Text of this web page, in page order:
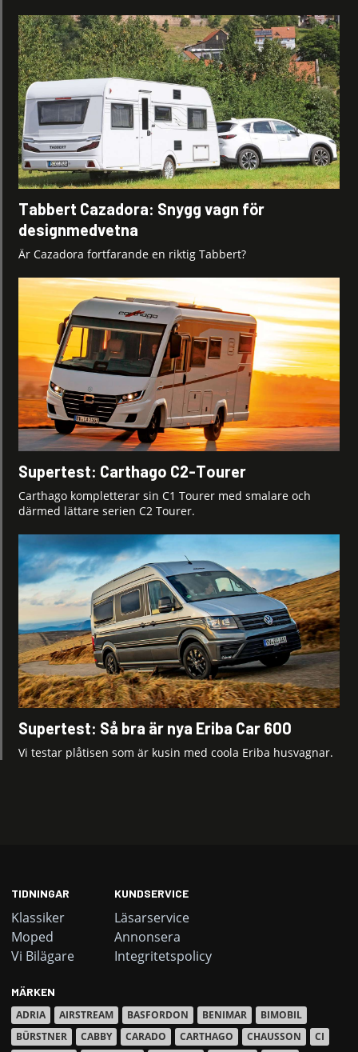
Tabbert Cazadora: Snygg vagn för
designmedvetna
Är Cazadora fortfarande en riktig Tabbert?
Supertest: Carthago C2-Tourer
Carthago kompletterar sin C1 Tourer med smalare och
därmed lättare serien C2 Tourer.
Supertest: Så bra är nya Eriba Car 600
Vi testar plåtisen som är kusin med coola Eriba husvagnar.
TIDNINGAR
Klassiker
Moped
Vi Bilägare
KUNDSERVICE
Läsarservice
Annonsera
Integritetspolicy
MÄRKEN
ADRIA
AIRSTREAM BASFORDON BENIMAR
BIMOBIL
BÜRSTNER
CABBY CARADO CARTHAGO CHAUSSON
CI